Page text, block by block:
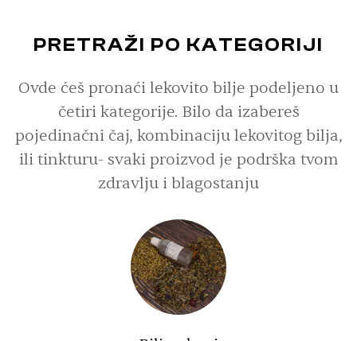
PRETRAŽI PO KATEGORIJI
Ovde ćeš pronaći lekovito bilje podeljeno u
četiri kategorije. Bilo da izabereš
pojedinačni čaj, kombinaciju lekovitog bilja,
ili tinkturu- svaki proizvod je podrška tvom
zdravlju i blagostanju